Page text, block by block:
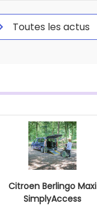
Toutes les actus
Citroen Berlingo Maxi
SimplyAccess